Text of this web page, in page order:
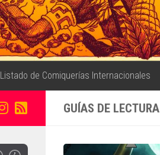
Listado de Comiquerías Internacionales
GUÍAS DE LECTURA